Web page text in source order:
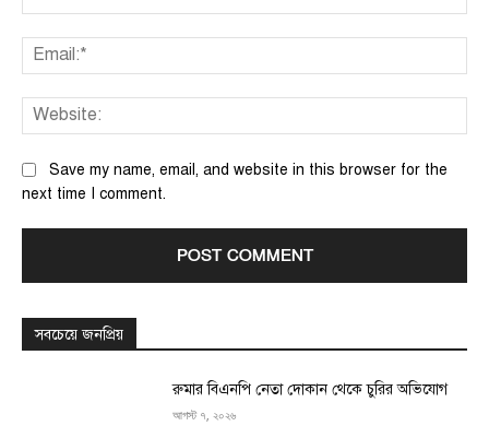
Save my name, email, and website in this browser for the
next time I comment.
সবচেয়ে জনপ্রিয়
রুমার বিএনপি নেতা দোকান থেকে চুরির অভিযোগ
আগস্ট ৭, ২০২৬